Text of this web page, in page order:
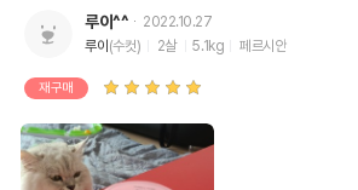
루이^^
2022.10.27
루이(수컷) 2살 5.1kg 페르시안
재구매